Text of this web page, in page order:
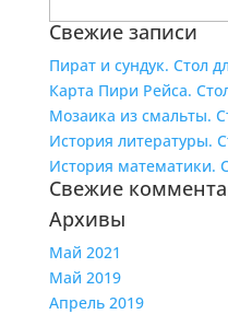
Свежие записи
Пират и сундук. Стол
Карта Пири Рейса.
Мозаика из смальты.
История литературы.
История математики.
Свежие
Архивы
Май 2021
Май 2019
Апрель 2019